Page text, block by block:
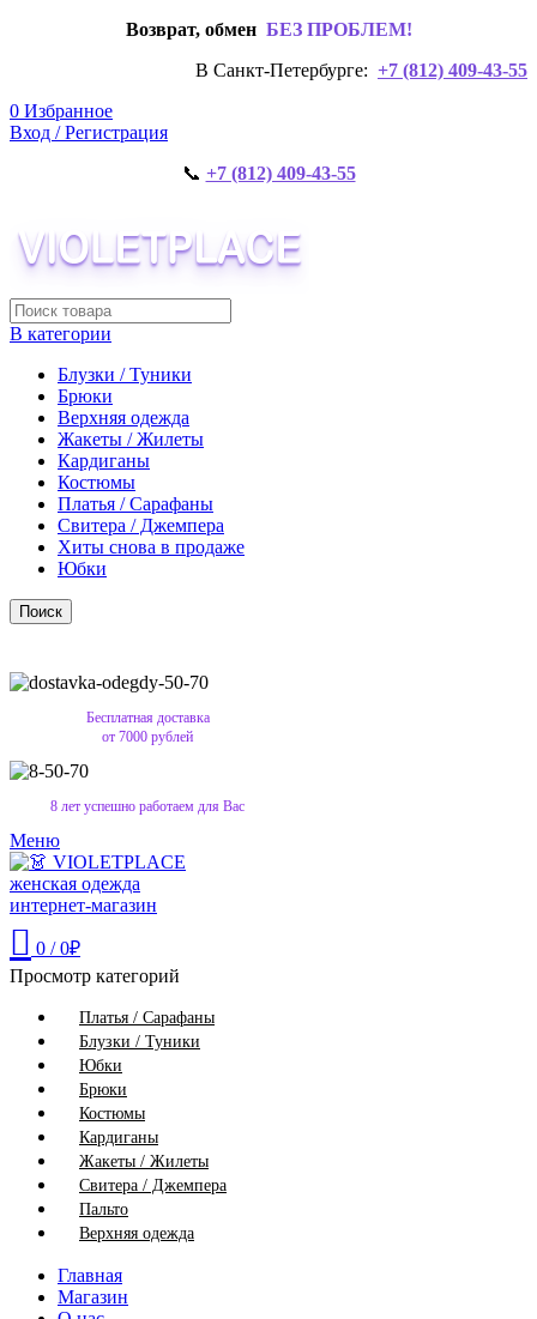
Возврат, обмен БЕЗ ПРОБЛЕМ!
В Санкт-Петербурге: +7 (812) 409-43-55
0 Избранное
Вход / Регистрация
📞 +7 (812) 409-43-55
В категории
Блузки / Туники
Брюки
Верхняя одежда
Жакеты / Жилеты
Кардиганы
Костюмы
Платья / Сарафаны
Свитера / Джемпера
Хиты снова в продаже
Юбки
Поиск
Бесплатная доставка
от 7000 рублей
8 лет успешно работаем для Вас
Меню
0 / 0₽
Просмотр категорий
Платья / Сарафаны
Блузки / Туники
Юбки
Брюки
Костюмы
Кардиганы
Жакеты / Жилеты
Свитера / Джемпера
Пальто
Верхняя одежда
Главная
Магазин